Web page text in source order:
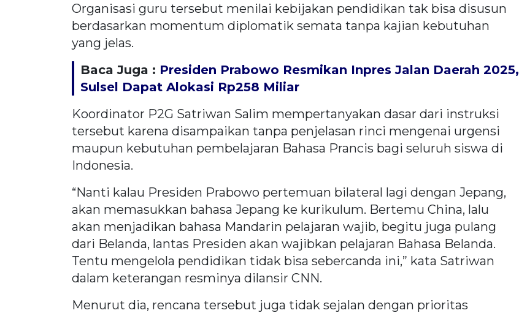
Organisasi guru tersebut menilai kebijakan pendidikan tak bisa disusun
berdasarkan momentum diplomatik semata tanpa kajian kebutuhan
yang jelas.
Baca Juga : Presiden Prabowo Resmikan Inpres Jalan Daerah 2025,
Sulsel Dapat Alokasi Rp258 Miliar
Koordinator P2G Satriwan Salim mempertanyakan dasar dari instruksi
tersebut karena disampaikan tanpa penjelasan rinci mengenai urgensi
maupun kebutuhan pembelajaran Bahasa Prancis bagi seluruh siswa di
Indonesia.
“Nanti kalau Presiden Prabowo pertemuan bilateral lagi dengan Jepang,
akan memasukkan bahasa Jepang ke kurikulum. Bertemu China, lalu
akan menjadikan bahasa Mandarin pelajaran wajib, begitu juga pulang
dari Belanda, lantas Presiden akan wajibkan pelajaran Bahasa Belanda.
Tentu mengelola pendidikan tidak bisa sebercanda ini,” kata Satriwan
dalam keterangan resminya dilansir CNN.
Menurut dia, rencana tersebut juga tidak sejalan dengan prioritas